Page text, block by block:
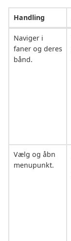
Handling
Naviger i
faner og deres
bånd.
Vælg og åbn
menupunkt.